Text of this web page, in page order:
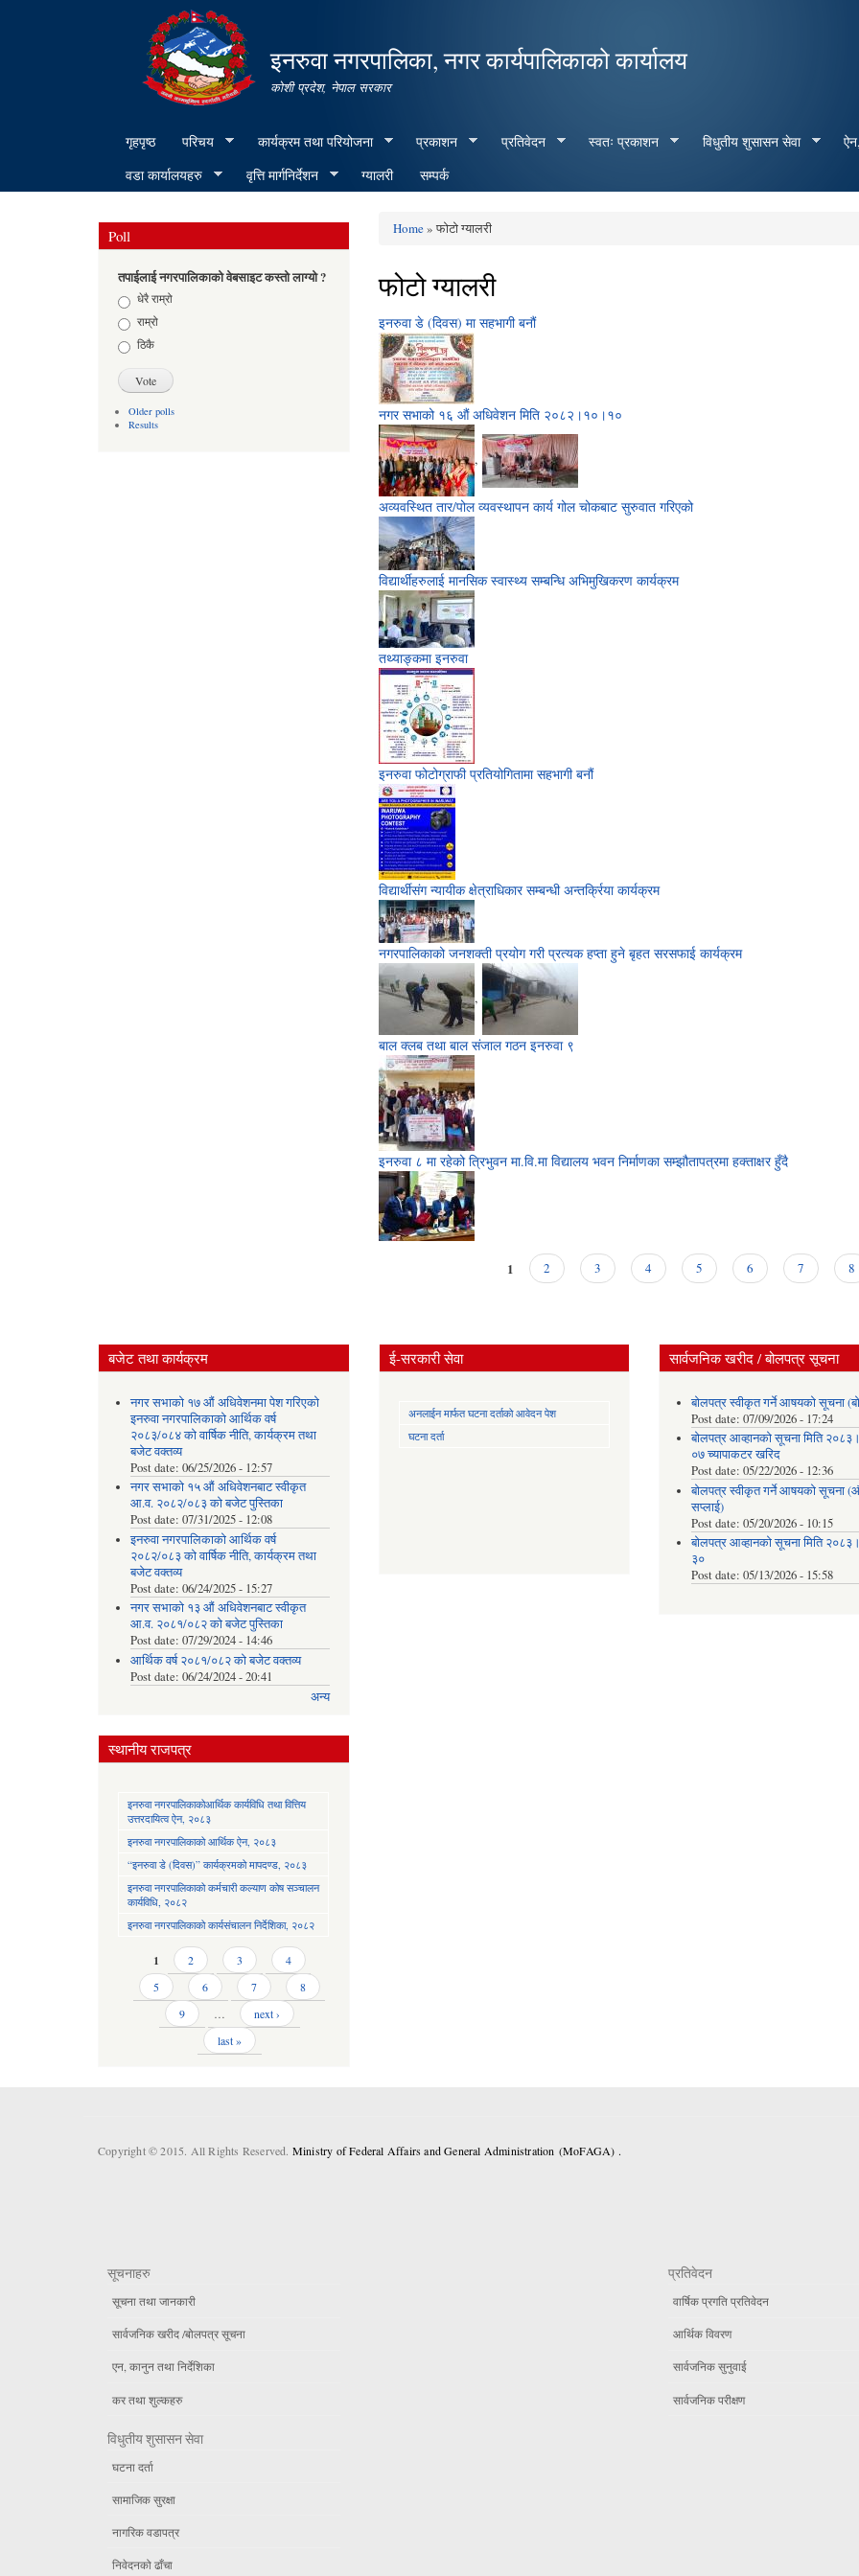
content
इनरुवा नगरपालिका, नगर कार्यपालिकाको कार्यालय
कोशी प्रदेश, नेपाल सरकार
गृहपृष्ठ परिचय कार्यक्रम तथा परियोजना प्रकाशन प्रतिवेदन स्वतः प्रकाशन विधुतीय शुसासन सेवा
वडा कार्यालयहरु
वृत्ति मार्गनिर्देशन ग्यालरी सम्पर्क
Poll
तपाईलाई नगरपालिकाको वेबसाइट कस्तो लाग्यो ?
Choicesधेरै राम्रो
राम्रो
ठिकै
Older polls
Results
Home» फोटो ग्यालरी
फोटो ग्यालरी
इनरुवा डे (दिवस) मा सहभागी बनौं
नगर सभाको १६ औं अधिवेशन मिति २०८२।१०।१०
,
अव्यवस्थित तार/पोल व्यवस्थापन कार्य गोल चोकबाट सुरुवात गरिएको
विद्यार्थीहरुलाई मानसिक स्वास्थ्य सम्बन्धि अभिमुखिकरण कार्यक्रम
तथ्याङ्कमा इनरुवा
इनरुवा फोटोग्राफी प्रतियोगितामा सहभागी बनौं
विद्यार्थीसंग न्यायीक क्षेत्राधिकार सम्बन्धी अन्तर्क्रिया कार्यक्रम
नगरपालिकाको जनशक्ती प्रयोग गरी प्रत्यक हप्ता हुने बृहत सरसफाई कार्यक्रम
,
बाल क्लब तथा बाल संजाल गठन इनरुवा ९
इनरुवा ८ मा रहेको त्रिभुवन मा.वि.मा विद्यालय भवन निर्माणका सम्झौतापत्रमा हक्ताक्षर हुँदै
1 2 3 4 5 6 7 8
बजेट तथा कार्यक्रम
नगर सभाको १७ औं अधिवेशनमा पेश गरिएको
इनरुवा नगरपालिकाको आर्थिक वर्ष
२०८३/०८४ को वार्षिक नीति, कार्यक्रम तथा
बजेट वक्तव्य
Post date: 06/25/2026 - 12:57
नगर सभाको १५ औं अधिवेशनबाट स्वीकृत
आ.व. २०८२/०८३ को बजेट पुस्तिका
Post date: 07/31/2025 - 12:08
इनरुवा नगरपालिकाको आर्थिक वर्ष
२०८२/०८३ को वार्षिक नीति, कार्यक्रम तथा
बजेट वक्तव्य
Post date: 06/24/2025 - 15:27
नगर सभाको १३ औं अधिवेशनबाट स्वीकृत
आ.व. २०८१/०८२ को बजेट पुस्तिका
Post date: 07/29/2024 - 14:46
आर्थिक वर्ष २०८१/०८२ को बजेट वक्तव्य
Post date: 06/24/2024 - 20:41
अन्य
स्थानीय राजपत्र
इनरुवा नगरपालिकाकोआर्थिक कार्यविधि तथा वित्तिय
उत्तरदायित्व ऐन, २०८३
इनरुवा नगरपालिकाको आर्थिक ऐन, २०८३
“इनरुवा डे (दिवस)” कार्यक्रमको मापदण्ड, २०८३
इनरुवा नगरपालिकाको कर्मचारी कल्याण कोष सञ्चालन
कार्यविधि, २०८२
इनरुवा नगरपालिकाको कार्यसंचालन निर्देशिका, २०८२
Pages1 2 3
4
5
6 7
8
9
…
next ›
last »
ई-सरकारी सेवा
अनलाईन मार्फत घटना दर्ताको आवेदन पेश
घटना दर्ता
सार्वजनिक खरीद / बोलपत्र सूचना
बोलपत्र स्वीकृत गर्ने आषयको सूचना
Post date: 07/09/2026 - 17:24
बोलपत्र आव्हानको सूचना मिति
०७ च्यापाकटर खरिद
Post date: 05/22/2026 - 12:36
बोलपत्र स्वीकृत गर्ने आषयको सूचना
सप्लाई)
Post date: 05/20/2026 - 10:15
बोलपत्र आव्हानको सूचना मिति
३०
Post date: 05/13/2026 - 15:58
Copyright © 2015. All Rights Reserved. Ministry of Federal Affairs and General Administration (MoFAGA) .
सूचनाहरु
सूचना तथा जानकारी
सार्वजनिक खरीद /बोलपत्र सूचना
एन, कानुन तथा निर्देशिका
कर तथा शुल्कहरु
विधुतीय शुसासन सेवा
घटना दर्ता
सामाजिक सुरक्षा
नागरिक वडापत्र
निवेदनको ढाँचा
प्रतिवेदन
वार्षिक प्रगति प्रतिवेदन
आर्थिक विवरण
सार्वजनिक सुनुवाई
सार्वजनिक परीक्षण